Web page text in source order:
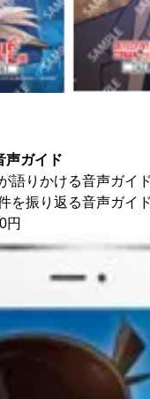
声ガイド
語りかける音声ガイ
を振り返る音声ガイ
円